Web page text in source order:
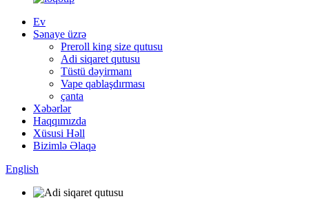
Ev
Sənaye üzrə
Preroll king size qutusu
Adi siqaret qutusu
Tüstü dəyirmanı
Vape qablaşdırması
çanta
Xəbərlər
Haqqımızda
Xüsusi Həll
Bizimlə Əlaqə
English